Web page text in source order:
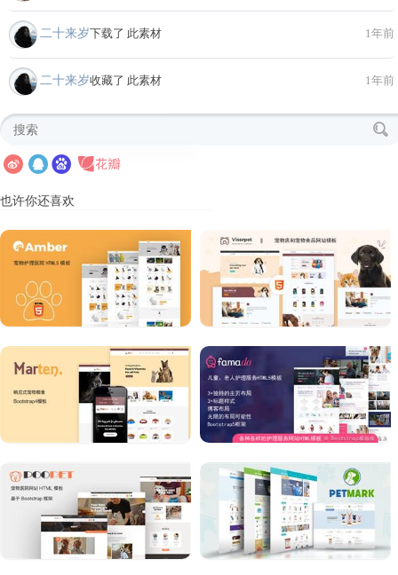
二十来岁下载了 此素材 1年前
二十来岁收藏了 此素材 1年前
也许你还喜欢